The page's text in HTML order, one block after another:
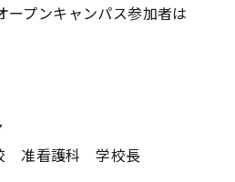
プンキャンパス参加者は
准看護科 学校長